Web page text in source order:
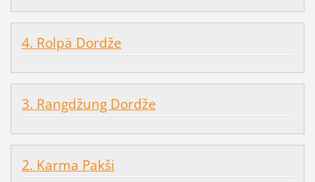
4. Rolpä Dordže
3. Rangdžung Dordže
2. Karma Pakši